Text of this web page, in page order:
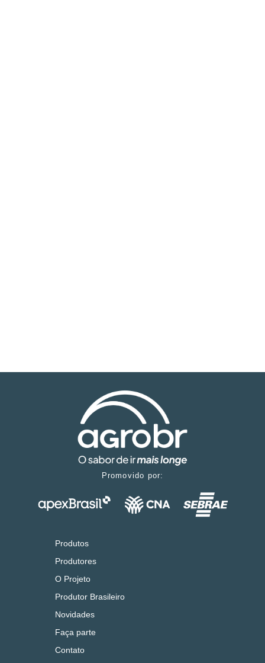
Promovido por:
Produtos
Produtores
O Projeto
Produtor Brasileiro
Novidades
Faça parte
Contato